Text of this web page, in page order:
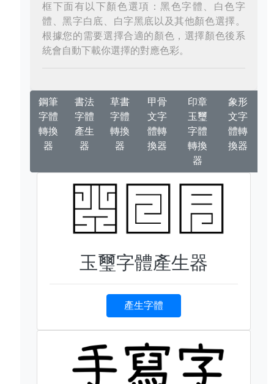
框下面有以下顏色選項：黑色字體、白色字
體、黑字白底、白字黑底以及其他顏色選擇。
根據您的需要選擇合適的顏色，選擇顏色後系
統會自動下載你選擇的對應色彩。
鋼筆
字體
轉換
器
書法
字體
產生
器
草書
字體
轉換
器
甲骨
文字
體轉
換器
印章
玉璽
字體
轉換
器
象形
文字
體轉
換器
玉璽字體產生器
產生字體